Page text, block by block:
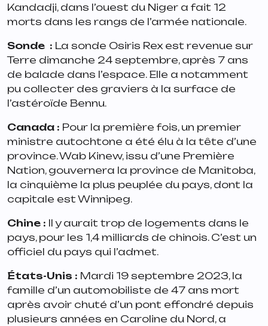
Kandadji, dans l’ouest du Niger a fait 12
morts dans les rangs de l’armée nationale.
Sonde : La sonde Osiris Rex est revenue sur
Terre dimanche 24 septembre, après 7 ans
de balade dans l’espace. Elle a notamment
pu collecter des graviers à la surface de
l’astéroïde Bennu.
Canada : Pour la première fois, un premier
ministre autochtone a été élu à la tête d’une
province. Wab Kinew, issu d’une Première
Nation, gouvernera la province de Manitoba,
la cinquième la plus peuplée du pays, dont la
capitale est Winnipeg.
Chine : Il y aurait trop de logements dans le
pays, pour les 1,4 milliards de chinois. C’est un
officiel du pays qui l’admet.
États-Unis : Mardi 19 septembre 2023, la
famille d’un automobiliste de 47 ans mort
après avoir chuté d’un pont effondré depuis
plusieurs années en Caroline du Nord, a